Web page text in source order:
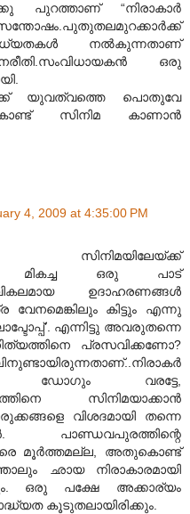
പുറത്താണ് “നിരാകാർ
നൽകുന്നതാണ്
ഒരു
യുവത്വത്തെ പൊതുവേ
സിനിമ കാണാൻ
4, 2009 at 4:35:00 PM
മികച്ച ഒരു പാട്
ഉദാഹരണങ്ങള്‍
കിട്ടും എന്നു
എന്നിട്ടു അവരുതന്നെ
പ്രസവിക്കണോ?
വരട്ടേ,
സിനിമയാക്കാന്‍
വിശദമായി തന്നെ
മൂര്‍ത്തമല്ല, അതുകൊണ്ട്
ഛായ നിരാകാരമായി
ഒരു പക്ഷേ അക്കാര്യം
കൂടുതലായിരിക്കും.